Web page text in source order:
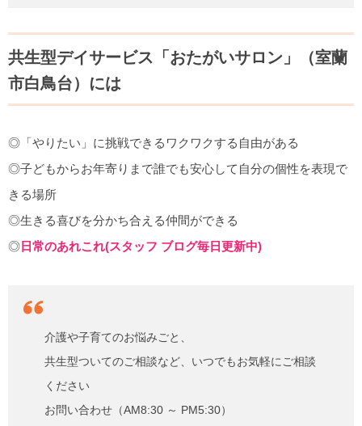
共生型デイサービス「おたがいサロン」（室蘭
市白鳥台）には
◎「やりたい」に挑戦できるワクワクする自由がある
◎子どもからお年寄りまで誰でも安心して自分の個性を表現で
きる場所
◎生きる喜びを分かち合える仲間ができる
◎ 日常のあれこれ(スタッフ ブログ毎日更新中)
介護や子育てのお悩みごと、
共生型ついてのご相談など、いつでもお気軽にご相談
ください
お問い合わせ（AM8:30 ～ PM5:30）